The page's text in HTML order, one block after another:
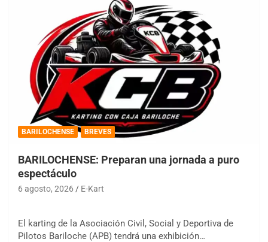
BARILOCHENSE BREVES
BARILOCHENSE: Preparan una jornada a puro
espectáculo
6 agosto, 2026 E-Kart
El karting de la Asociación Civil, Social y Deportiva de
Pilotos Bariloche (APB) tendrá una exhibición…